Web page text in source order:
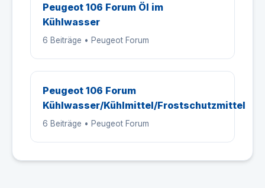
Peugeot 106 Forum Öl im
Kühlwasser
6 Beiträge • Peugeot Forum
Peugeot 106 Forum
Kühlwasser/Kühlmittel/Frostschutzmittel
6 Beiträge • Peugeot Forum